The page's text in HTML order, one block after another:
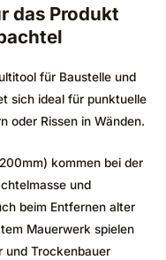
das Produkt
für Baustelle und
sich ideal für punktuelle
oder Rissen in Wänden.
kommen bei der
und
beim Entfernen alter
Mauerwerk spielen
und Trockenbauer